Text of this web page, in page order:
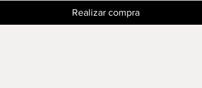
Realizar compra